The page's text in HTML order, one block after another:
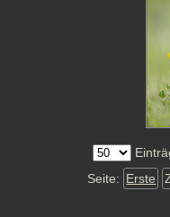
Seite: Erste